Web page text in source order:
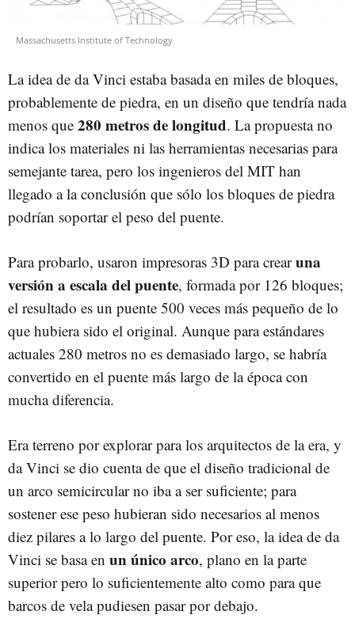
Massachusetts Institute of Technology
La idea de da Vinci estaba basada en miles de bloques,
probablemente de piedra, en un diseño que tendría nada
menos que 280 metros de longitud. La propuesta no
indica los materiales ni las herramientas necesarias para
semejante tarea, pero los ingenieros del MIT han
llegado a la conclusión que sólo los bloques de piedra
podrían soportar el peso del puente.
Para probarlo, usaron impresoras 3D para crearuna
versión a escala del puente, formada por 126 bloques;
el resultado es un puente 500 veces más pequeño de lo
que hubiera sido el original. Aunque para estándares
actuales 280 metros no es demasiado largo, se habría
convertido en el puente más largo de la época con
mucha diferencia.
Era terreno por explorar para los arquitectos de la era, y
da Vinci se dio cuenta de que el diseño tradicional de
un arco semicircular no iba a ser suficiente; para
sostener ese peso hubieran sido necesarios al menos
diez pilares a lo largo del puente. Por eso, la idea de da
Vinci se basa en un único arco, plano en la parte
superior pero lo suficientemente alto como para que
barcos de vela pudiesen pasar por debajo.